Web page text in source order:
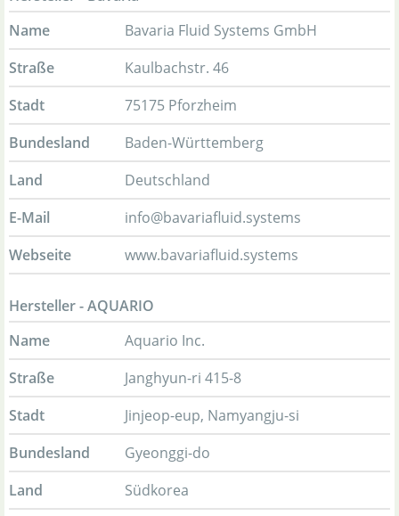
Name
Bavaria Fluid Systems GmbH
Straße
Kaulbachstr. 46
Stadt
75175 Pforzheim
Bundesland
Baden-Württemberg
Land
Deutschland
E-Mail
info@bavariafluid.systems
Webseite
www.bavariafluid.systems
Hersteller - AQUARIO
Name
Aquario Inc.
Straße
Janghyun-ri 415-8
Stadt
Jinjeop-eup, Namyangju-si
Bundesland
Gyeonggi-do
Land
Südkorea